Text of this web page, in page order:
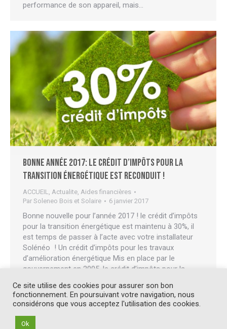
performance de son appareil, mais…
Bonne année 2017: le crédit d’impôts pour la
transition énergétique est reconduit !
ACCUEIL, Actualite, Aides financières
Par Soleneo Bois et Solaire 6 janvier 2017
Bonne nouvelle pour l’année 2017 ! le crédit d’impôts
pour la transition énergétique est maintenu à 30%, il
est temps de passer à l’acte avec votre installateur
Solénéo ! Un crédit d’impôts pour les travaux
d’amélioration énergétique Mis en place par le
gouvernement en 2005, le crédit d’impôts pour la
Ce site utilise des cookies pour assurer son bon
fonctionnement. En poursuivant votre navigation, nous
considérons que vous acceptez l'utilisation des cookies.
Ok